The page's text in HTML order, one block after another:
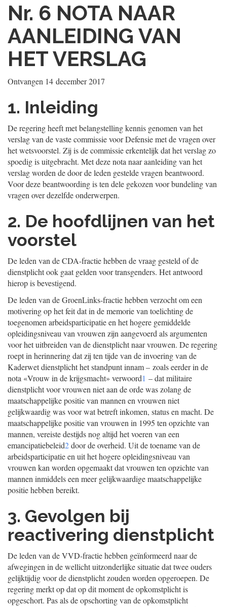
Nr. 6 NOTA NAAR
AANLEIDING VAN
HET VERSLAG
Ontvangen 14 december 2017
1. Inleiding
De regering heeft met belangstelling kennis genomen van het
verslag van de vaste commissie voor Defensie met de vragen over
het wetsvoorstel. Zij is de commissie erkentelijk dat het verslag zo
spoedig is uitgebracht. Met deze nota naar aanleiding van het
verslag worden de door de leden gestelde vragen beantwoord.
Voor deze beantwoording is ten dele gekozen voor bundeling van
vragen over dezelfde onderwerpen.
2. De hoofdlijnen van het
voorstel
De leden van de CDA-fractie hebben de vraag gesteld of de
dienstplicht ook gaat gelden voor transgenders. Het antwoord
hierop is bevestigend.
De leden van de GroenLinks-fractie hebben verzocht om een
motivering op het feit dat in de memorie van toelichting de
toegenomen arbeidsparticipatie en het hogere gemiddelde
opleidingsniveau van vrouwen zijn aangevoerd als argumenten
voor het uitbreiden van de dienstplicht naar vrouwen. De regering
roept in herinnering dat zij ten tijde van de invoering van de
Kaderwet dienstplicht het standpunt innam – zoals eerder in de
nota «Vrouw in de krijgsmacht» verwoord1 – dat militaire
dienstplicht voor vrouwen niet aan de orde was zolang de
maatschappelijke positie van mannen en vrouwen niet
gelijkwaardig was voor wat betreft inkomen, status en macht. De
maatschappelijke positie van vrouwen in 1995 ten opzichte van
mannen, vereiste destijds nog altijd het voeren van een
emancipatiebeleid2door de overheid. Uit de toename van de
arbeidsparticipatie en uit het hogere opleidingsniveau van
vrouwen kan worden opgemaakt dat vrouwen ten opzichte van
mannen inmiddels een meer gelijkwaardige maatschappelijke
positie hebben bereikt.
3. Gevolgen bij
reactivering dienstplicht
De leden van de VVD-fractie hebben geïnformeerd naar de
afwegingen in de wellicht uitzonderlijke situatie dat twee ouders
gelijktijdig voor de dienstplicht zouden worden opgeroepen. De
regering merkt op dat op dit moment de opkomstplicht is
opgeschort. Pas als de opschorting van de opkomstplicht